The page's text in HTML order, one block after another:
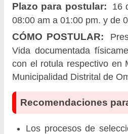
Plazo para postular:
16
08:00 am a 01:00 pm. y de
CÓMO POSTULAR:
Vida documentada
con el rotula respectivo en
Municipalidad Distrital de
Recomendaciones
Los procesos de